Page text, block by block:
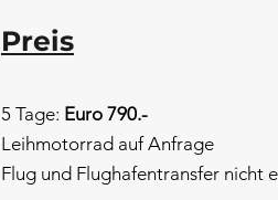
Preis
5 Tage: Euro 790.-
Leihmotorrad auf Anfrage
Flug und Flughafentransfer nicht